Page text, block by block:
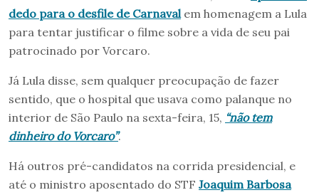
dedo para o desfile de Carnavalem homenagem a Lula
para tentar justificar o filme sobre a vida de seu pai
patrocinado por Vorcaro.
Já Lula disse, sem qualquer preocupação de fazer
sentido, que o hospital que usava como palanque no
interior de São Paulo na sexta-feira, 15, “não tem
dinheiro do Vorcaro”.
Há outros pré-candidatos na corrida presidencial, e
até o ministro aposentado do STF Joaquim Barbosa